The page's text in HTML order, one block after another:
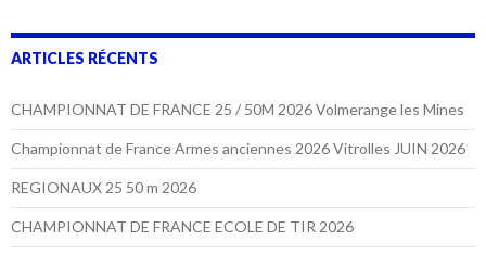
ARTICLES RÉCENTS
CHAMPIONNAT DE FRANCE 25 / 50M 2026 Volmerange les Mines
Championnat de France Armes anciennes 2026 Vitrolles JUIN 2026
REGIONAUX 25 50 m 2026
CHAMPIONNAT DE FRANCE ECOLE DE TIR 2026